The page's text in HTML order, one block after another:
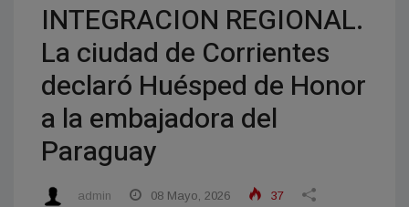
INTEGRACION REGIONAL.
La ciudad de Corrientes
declaró Huésped de Honor
a la embajadora del
Paraguay
admin 08 Mayo, 2026 37